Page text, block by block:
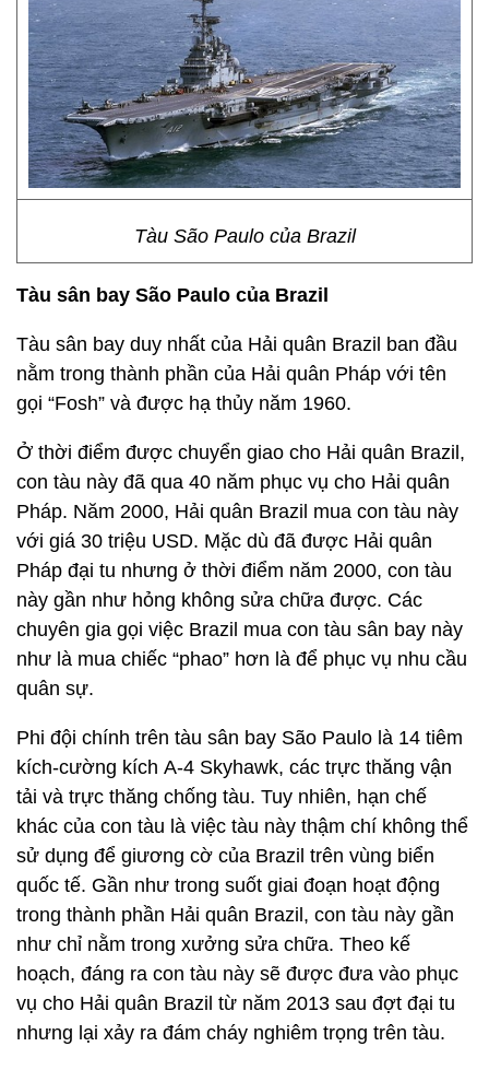
Tàu São Paulo của Brazil
Tàu sân bay São Paulo của Brazil
Tàu sân bay duy nhất của Hải quân Brazil ban đầu
nằm trong thành phần của Hải quân Pháp với tên
gọi “Fosh” và được hạ thủy năm 1960.
Ở thời điểm được chuyển giao cho Hải quân Brazil,
con tàu này đã qua 40 năm phục vụ cho Hải quân
Pháp. Năm 2000, Hải quân Brazil mua con tàu này
với giá 30 triệu USD. Mặc dù đã được Hải quân
Pháp đại tu nhưng ở thời điểm năm 2000, con tàu
này gần như hỏng không sửa chữa được. Các
chuyên gia gọi việc Brazil mua con tàu sân bay này
như là mua chiếc “phao” hơn là để phục vụ nhu cầu
quân sự.
Phi đội chính trên tàu sân bay São Paulo là 14 tiêm
kích-cường kích А-4 Skyhawk, các trực thăng vận
tải và trực thăng chống tàu. Tuy nhiên, hạn chế
khác của con tàu là việc tàu này thậm chí không thể
sử dụng để giương cờ của Brazil trên vùng biển
quốc tế. Gần như trong suốt giai đoạn hoạt động
trong thành phần Hải quân Brazil, con tàu này gần
như chỉ nằm trong xưởng sửa chữa. Theo kế
hoạch, đáng ra con tàu này sẽ được đưa vào phục
vụ cho Hải quân Brazil từ năm 2013 sau đợt đại tu
nhưng lại xảy ra đám cháy nghiêm trọng trên tàu.